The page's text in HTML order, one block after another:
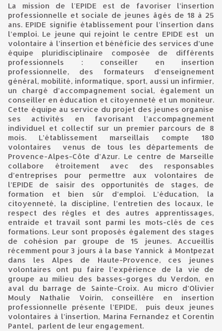
La mission de l'EPIDE est de favoriser l’insertion
professionnelle et sociale de jeunes âgés de 18 à 25
ans. EPIDE signifie établissement pour l’insertion dans
l’emploi. Le jeune qui rejoint le centre EPIDE est un
volontaire à l’insertion et bénéficie des services d’une
équipe pluridisciplinaire composée de différents
professionnels : conseiller en insertion
professionnelle, des formateurs d’enseignement
général, mobilité, informatique, sport, aussi un infirmier,
un chargé d’accompagnement social, également un
conseiller en éducation et citoyenneté et un moniteur.
Cette équipe au service du projet des jeunes organise
ses activités en favorisant l’accompagnement
individuel et collectif sur un premier parcours de 8
mois. L’établissement marseillais compte 180
volontaires venus de tous les départements de
Provence-Alpes-Côte d’Azur. Le centre de Marseille
collabore étroitement avec des responsables
d’entreprises pour permettre aux volontaires de
l’EPIDE de saisir des opportunités de stages, de
formation et bien sûr d’emploi. L’éducation, la
citoyenneté, la discipline, l’entretien des locaux, le
respect des règles et des autres apprentissages,
entraide et travail sont parmi les mots-clés de ces
formations. Leur sont proposés également des stages
de cohésion par groupe de 15 jeunes. Accueillis
récemment pour 3 jours à la base Yannick à Montpezat
dans les Alpes de Haute-Provence, ces jeunes
volontaires ont pu faire l’expérience de la vie de
groupe au milieu des basses-gorges du Verdon, en
aval du barrage de Sainte-Croix. Au micro d’Olivier
Mouly Nathalie Voirin, conseillère en insertion
professionnelle présente l’EPIDE, puis deux jeunes
volontaires à l’insertion, Marina Fernandez et Corentin
Pantel, parlent de leur engagement.